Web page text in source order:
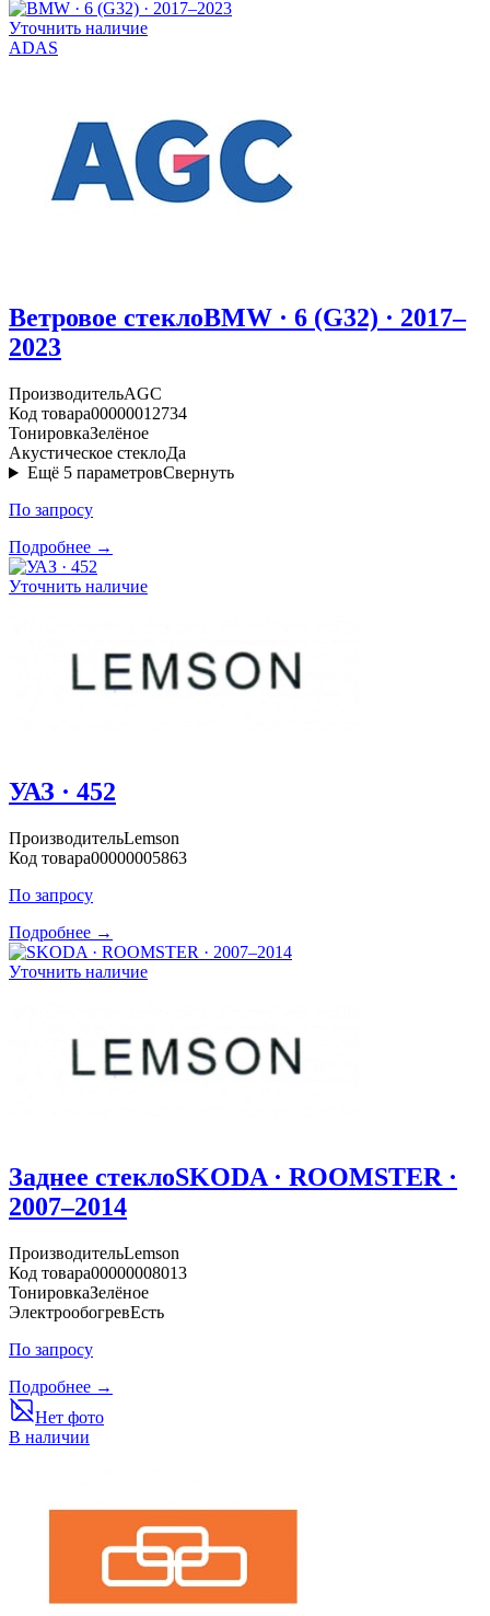
Уточнить наличие
ADAS
Ветровое стеклоBMW · 6 (G32) · 2017–
2023
ПроизводительAGC
Код товара00000012734
ТонировкаЗелёное
Акустическое стеклоДа
Ещё 5 параметровСвернуть
По запросу
Подробнее →
Уточнить наличие
УАЗ · 452
ПроизводительLemson
Код товара00000005863
По запросу
Подробнее →
Уточнить наличие
Заднее стеклоSKODA · ROOMSTER ·
2007–2014
ПроизводительLemson
Код товара00000008013
ТонировкаЗелёное
ЭлектрообогревЕсть
По запросу
Подробнее →
Нет фото
В наличии